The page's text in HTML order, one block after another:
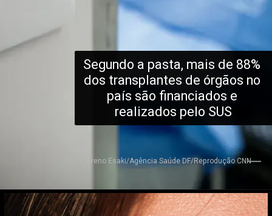
Segundo a pasta, mais de 88%
dos transplantes de órgãos no
país são financiados e
realizados pelo SUS
Breno Esaki/Agência Saúde DF/Reprodução CNN